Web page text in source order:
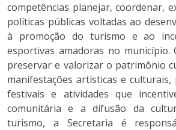
competências planejar, coordenar,
políticas públicas voltadas ao
à promoção do turismo e ao
esportivas amadoras no município.
preservar e valorizar o patrimônio
manifestações artísticas e
festivais e atividades que
comunitária e a difusão da
turismo, a Secretaria é